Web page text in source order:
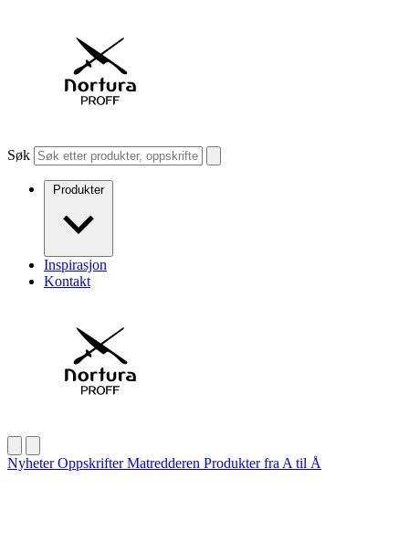
Søk
Produkter
Inspirasjon
Kontakt
NyheterOppskrifterMatredderen Produkter fra A til Å